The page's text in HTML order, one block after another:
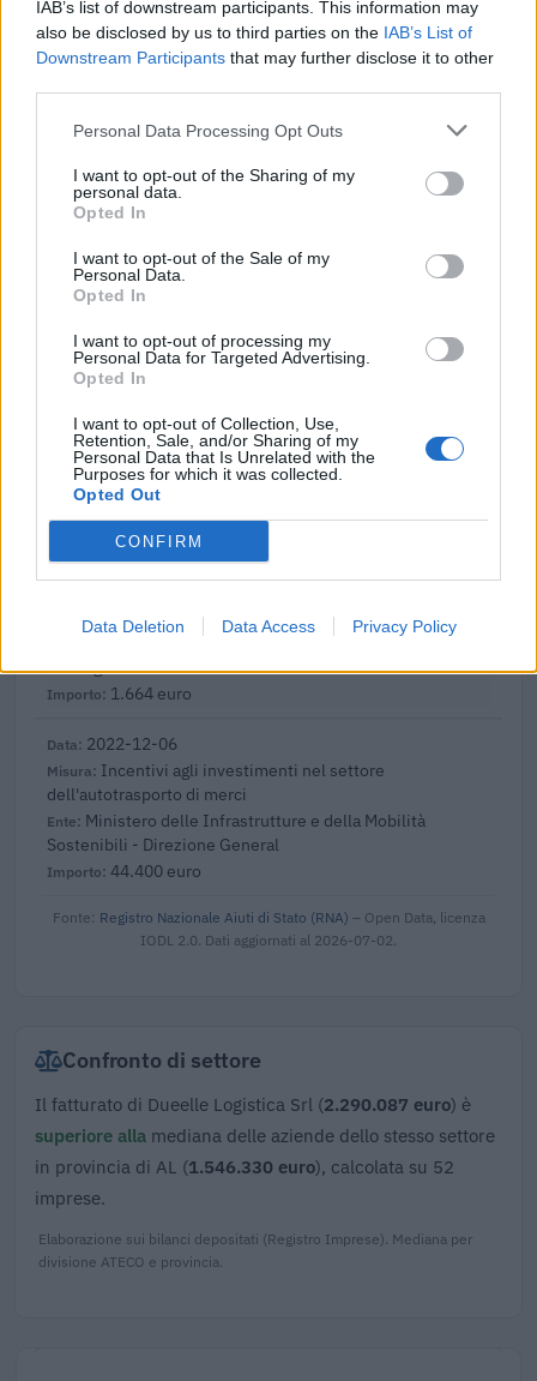
IAB’s list of downstream participants. This information may
also be disclosed by us to third parties on the IAB’s List of
Downstream Participants that may further disclose it to other
Personal Data Processing Opt Outs
I want to opt-out of the Sharing of my
personal data.
Opted In
I want to opt-out of the Sale of my
Personal Data.
Opted In
I want to opt-out of processing my
Personal Data for Targeted Advertising.
Opted In
I want to opt-out of Collection, Use,
Retention, Sale, and/or Sharing of my
Personal Data that Is Unrelated with the
Purposes for which it was collected.
Opted Out
CONFIRM
Data Deletion Data Access Privacy Policy
2024-06-21
Credito d'imposta autotrasporto merci per conto di
Sostenibili - Direzione General
2023-07-24
per acquisto Ad blue anno 2022
Ministero delle Infrastrutture e della Mobilità
Sostenibili - Direzione General
3.282 euro
2023-05-16
Contributo a fondo perduto [e modifiche ai sensi
della decisione SA. 62668 e decisione C(2022) 171 final)
SA 101076)
agenzia delle entrate
2.000 euro
2023-04-04
seguito della crisi economica causata dall'epidemia di
agenzia delle entrate
1.664 euro
2022-12-06
Incentivi agli investimenti nel settore
dell'autotrasporto di merci
Ministero delle Infrastrutture e della Mobilità
Sostenibili - Direzione General
44.400 euro
Fonte: Registro Nazionale Aiuti di Stato (RNA) – Open Data, licenza
IODL 2.0. Dati aggiornati al 2026-07-02.
Confronto di settore
Il fatturato di Dueelle Logistica Srl (2.290.087 euro) è
superiore alla mediana delle aziende dello stesso settore
in provincia di AL (1.546.330 euro), calcolata su 52
imprese.
Elaborazione sui bilanci depositati (Registro Imprese). Mediana per
divisione ATECO e provincia.